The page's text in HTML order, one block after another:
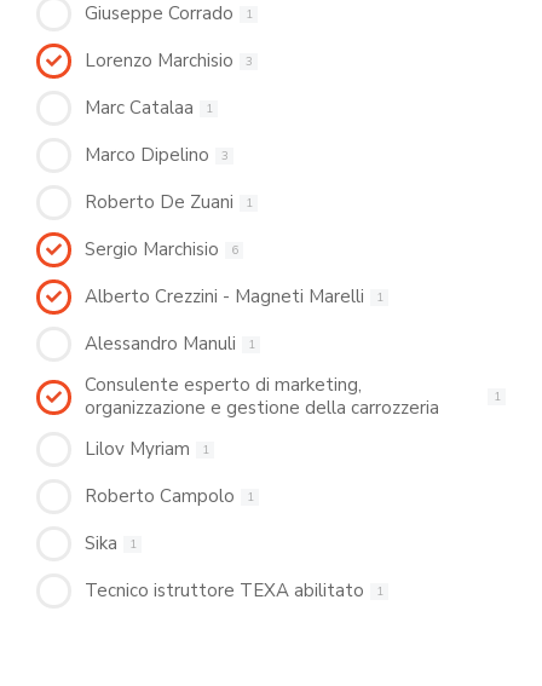
Giuseppe Corrado 1
Lorenzo Marchisio 3
Marc Catalaa 1
Marco Dipelino 3
Roberto De Zuani 1
Sergio Marchisio 6
Alberto Crezzini - Magneti Marelli 1
Alessandro Manuli 1
Consulente esperto di marketing,
organizzazione e gestione della carrozzeria
1
Lilov Myriam 1
Roberto Campolo 1
Sika 1
Tecnico istruttore TEXA abilitato 1